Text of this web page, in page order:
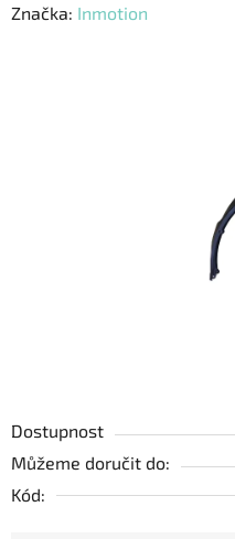
Dostupnost
Můžeme doručit do:
Kód:
hodnocení
Značka: Inmotion